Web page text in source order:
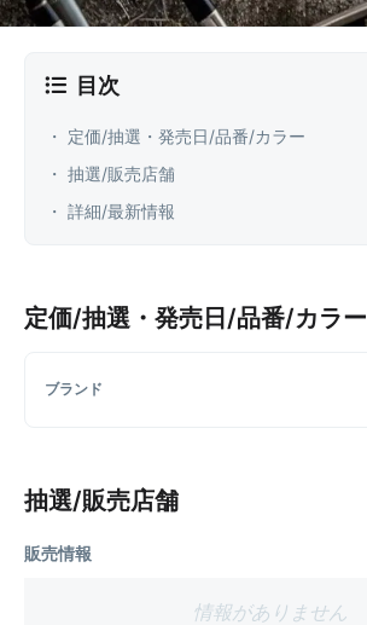
目次
・ 定価/抽選・発売日/品番/カラー
・ 抽選/販売店舗
・ 詳細/最新情報
定価/抽選・発売日/品番/カラー
ブランド
抽選/販売店舗
販売情報
情報がありません